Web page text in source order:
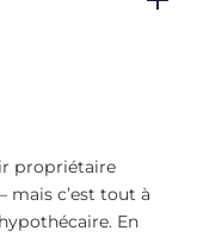
propriétaire
c’est tout à
En